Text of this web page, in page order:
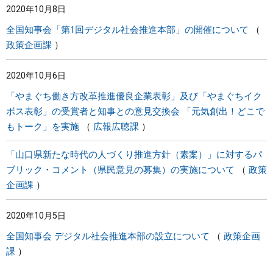
2020年10月8日
全国知事会「第1回デジタル社会推進本部」の開催について
政策企画課
2020年10月6日
「やまぐち働き方改革推進優良企業表彰」及び「やまぐちイク
ボス表彰」の受賞者と知事との意見交換会 「元気創出！どこで
もトーク」を実施
広報広聴課
「山口県新たな時代の人づくり推進方針（素案）」に対するパ
ブリック・コメント（県民意見の募集）の実施について
政策
企画課
2020年10月5日
全国知事会 デジタル社会推進本部の設立について
政策企画
課